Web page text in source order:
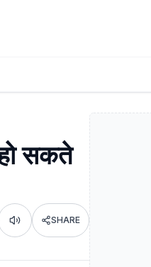
सकते
Listen SHARE